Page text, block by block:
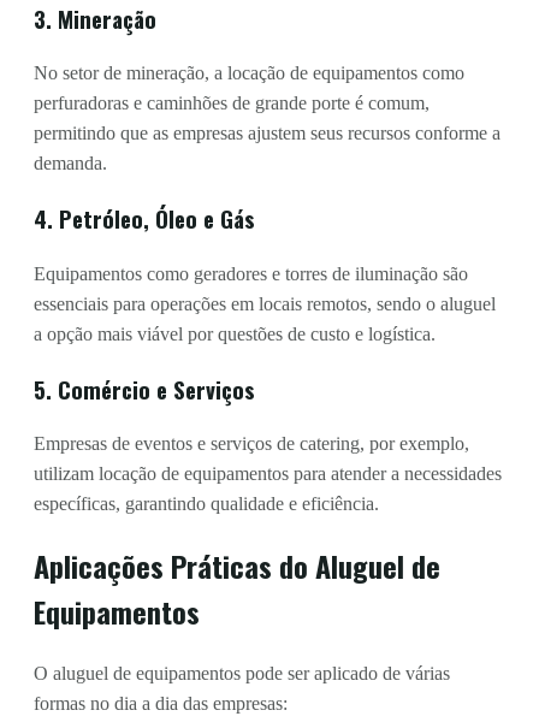
3. Mineração
No setor de mineração, a locação de equipamentos como
perfuradoras e caminhões de grande porte é comum,
permitindo que as empresas ajustem seus recursos conforme a
demanda.
4. Petróleo, Óleo e Gás
Equipamentos como geradores e torres de iluminação são
essenciais para operações em locais remotos, sendo o aluguel
a opção mais viável por questões de custo e logística.
5. Comércio e Serviços
Empresas de eventos e serviços de catering, por exemplo,
utilizam locação de equipamentos para atender a necessidades
específicas, garantindo qualidade e eficiência.
Aplicações Práticas do Aluguel de
Equipamentos
O aluguel de equipamentos pode ser aplicado de várias
formas no dia a dia das empresas: